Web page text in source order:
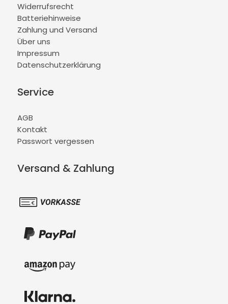
Widerrufsrecht
Batteriehinweise
Zahlung und Versand
Über uns
Impressum
Datenschutzerklärung
Service
AGB
Kontakt
Passwort vergessen
Versand & Zahlung